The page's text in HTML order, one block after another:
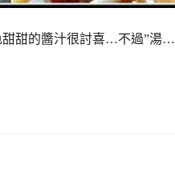
甜的醬汁很討喜…不過”湯…